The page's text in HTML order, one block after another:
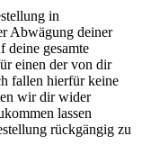
in
Abwägung deiner
deine gesamte
einen der von dir
fallen hierfür keine
wir dir wider
lassen
rückgängig zu